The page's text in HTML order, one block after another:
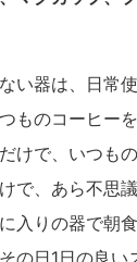
い器は、日常
ものコーヒー
けで、いつも
で、あら不思
入りの器で朝
の日1日の良い